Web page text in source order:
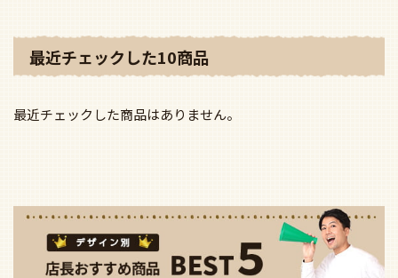
最近チェックした10商品
最近チェックした商品はありません。